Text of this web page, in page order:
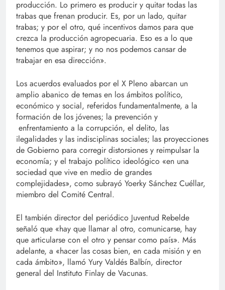
producción. Lo primero es producir y quitar todas las
trabas que frenan producir. Es, por un lado, quitar
trabas; y por el otro, qué incentivos damos para que
crezca la producción agropecuaria. Eso es a lo que
tenemos que aspirar; y no nos podemos cansar de
trabajar en esa dirección».
Los acuerdos evaluados por el X Pleno abarcan un
amplio abanico de temas en los ámbitos político,
económico y social, referidos fundamentalmente, a la
formación de los jóvenes; la prevención y
enfrentamiento a la corrupción, el delito, las
ilegalidades y las indisciplinas sociales; las proyecciones
de Gobierno para corregir distorsiones y reimpulsar la
economía; y el trabajo político ideológico «en una
sociedad que vive en medio de grandes
complejidades», como subrayó Yoerky Sánchez Cuéllar,
miembro del Comité Central.
El también director del periódico Juventud Rebelde
señaló que «hay que llamar al otro, comunicarse, hay
que articularse con el otro y pensar como país». Más
adelante, a «hacer las cosas bien, en cada misión y en
cada ámbito», llamó Yury Valdés Balbín, director
general del Instituto Finlay de Vacunas.